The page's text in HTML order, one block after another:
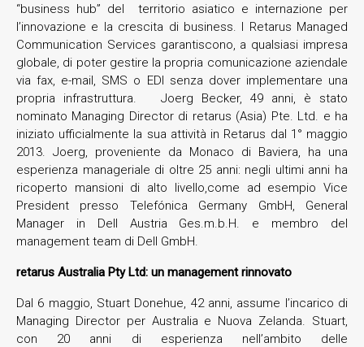
“business hub” del territorio asiatico e internazione per
l’innovazione e la crescita di business. I Retarus Managed
Communication Services garantiscono, a qualsiasi impresa
globale, di poter gestire la propria comunicazione aziendale
via fax, e-mail, SMS o EDI senza dover implementare una
propria infrastruttura. Joerg Becker, 49 anni, è stato
nominato Managing Director di retarus (Asia) Pte. Ltd. e ha
iniziato ufficialmente la sua attività in Retarus dal 1° maggio
2013. Joerg, proveniente da Monaco di Baviera, ha una
esperienza manageriale di oltre 25 anni: negli ultimi anni ha
ricoperto mansioni di alto livello,come ad esempio Vice
President presso Telefónica Germany GmbH, General
Manager in Dell Austria Ges.m.b.H. e membro del
management team di Dell GmbH.
retarus Australia Pty Ltd: un management rinnovato
Dal 6 maggio, Stuart Donehue, 42 anni, assume l’incarico di
Managing Director per Australia e Nuova Zelanda. Stuart,
con 20 anni di esperienza nell’ambito delle